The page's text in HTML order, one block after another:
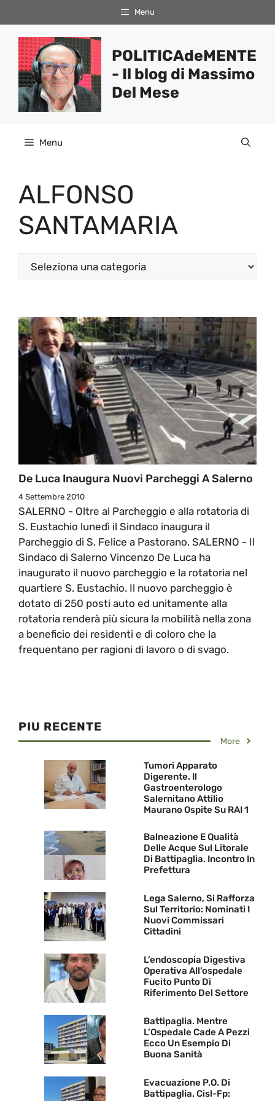
al
contenuto
Menu
POLITICAdeMENTE
- Il blog di Massimo
Del Mese
Menu
ALFONSO
SANTAMARIA
Categorie
De Luca Inaugura Nuovi Parcheggi A Salerno
4 Settembre 2010
SALERNO - Oltre al Parcheggio e alla rotatoria di
S. Eustachio lunedì il Sindaco inaugura il
Parcheggio di S. Felice a Pastorano. SALERNO - Il
Sindaco di Salerno Vincenzo De Luca ha
inaugurato il nuovo parcheggio e la rotatoria nel
quartiere S. Eustachio. Il nuovo parcheggio è
dotato di 250 posti auto ed unitamente alla
rotatoria renderà più sicura la mobilità nella zona
a beneficio dei residenti e di coloro che la
frequentano per ragioni di lavoro o di svago.
PIU RECENTE
More
Tumori Apparato
Digerente. Il
Gastroenterologo
Salernitano Attilio
Maurano Ospite Su RAI 1
Balneazione E Qualità
Delle Acque Sul Litorale
Di Battipaglia. Incontro In
Prefettura
Lega Salerno, Si Rafforza
Sul Territorio: Nominati I
Nuovi Commissari
Cittadini
L’endoscopia Digestiva
Operativa All’ospedale
Fucito Punto Di
Riferimento Del Settore
Battipaglia. Mentre
L’Ospedale Cade A Pezzi
Ecco Un Esempio Di
Buona Sanità
Evacuazione P.O. Di
Battipaglia. Cisl-Fp: